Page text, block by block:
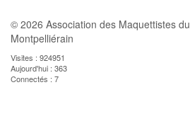
© 2026 Association des Maquettistes du
Montpelliérain
Visites : 924951
Aujourd'hui : 363
Connectés : 7